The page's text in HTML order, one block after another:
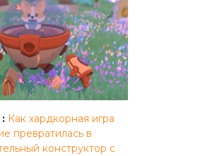
Как хардкорная игра
превратилась в
конструктор с